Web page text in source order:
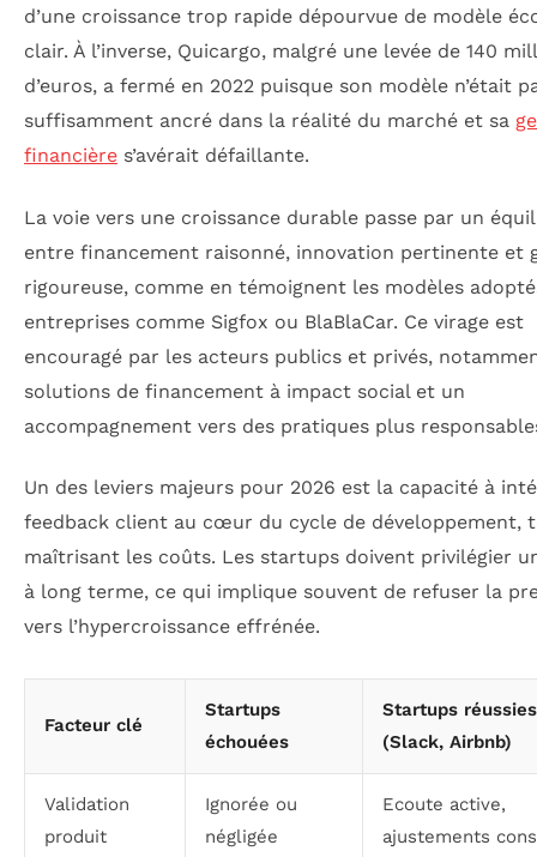
d’une croissance trop rapide dépourvue de modèle
clair. À l’inverse, Quicargo, malgré une levée de 140
d’euros, a fermé en 2022 puisque son modèle n’était
suffisamment ancré dans la réalité du marché et sa
financière s’avérait défaillante.
La voie vers une croissance durable passe par un
entre financement raisonné, innovation pertinente et
rigoureuse, comme en témoignent les modèles
entreprises comme Sigfox ou BlaBlaCar. Ce virage est
encouragé par les acteurs publics et privés,
solutions de financement à impact social et un
accompagnement vers des pratiques plus
Un des leviers majeurs pour 2026 est la capacité à
feedback client au cœur du cycle de développement,
maîtrisant les coûts. Les startups doivent privilégier
à long terme, ce qui implique souvent de refuser la
vers l’hypercroissance effrénée.
Facteur clé
Startups
échouées
Startups réussies
(Slack, Airbnb)
Validation
produit
Ignorée ou
négligée
Ecoute active,
ajustements